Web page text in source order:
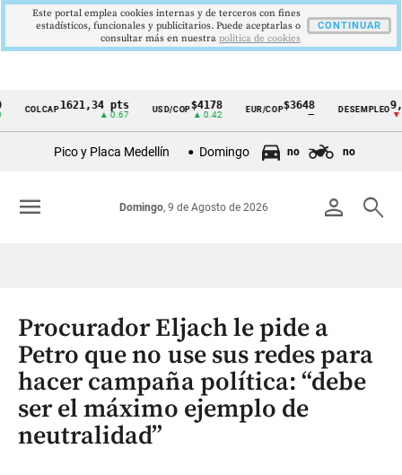
Cintillo
Colombia
1621,34 pts USD/COP$4178
▲ 0.42
EUR/COP$3648
—
DESEMPLEO9,9 %
▼ 0.30
Pico y Placa Medellín Domingo no no
person search
Domingo, 9 de Agosto de 2026
menu
Procurador Eljach le pide a
Petro que no use sus redes para
hacer campaña política: “debe
ser el máximo ejemplo de
neutralidad”
Este portal emplea cookies internas y de terceros con fines
estadísticos, funcionales y publicitarios. Puede aceptarlas o
consultar más en nuestra politica de cookies
CONTINUAR